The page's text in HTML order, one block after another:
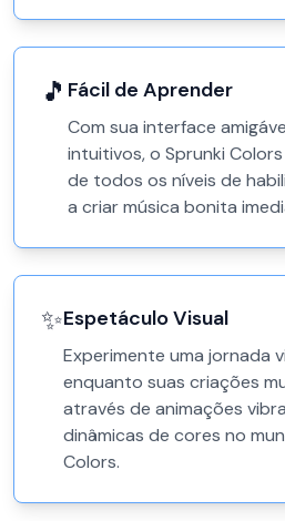
🎵 Fácil de Aprender
Com sua interface
intuitivos, o Sprunki
de todos os níveis de
a criar música bonita
✨Espetáculo Visual
Experimente uma jornada
enquanto suas criações
através de animações
dinâmicas de cores no
Colors.